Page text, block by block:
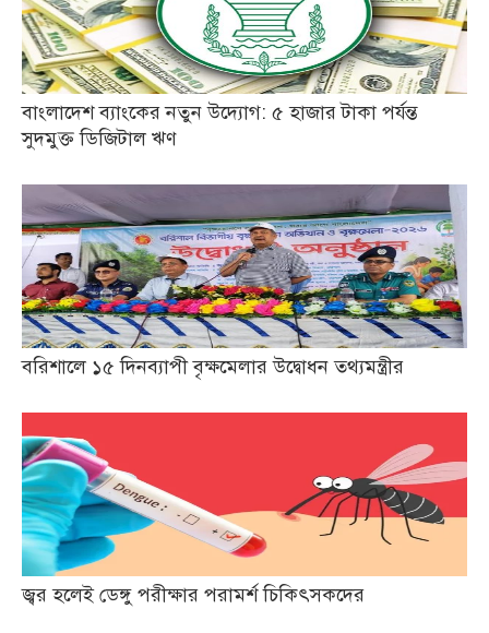
বাংলাদেশ ব্যাংকের নতুন উদ্যোগ: ৫ হাজার টাকা পর্যন্ত
সুদমুক্ত ডিজিটাল ঋণ
বরিশালে ১৫ দিনব্যাপী বৃক্ষমেলার উদ্বোধন তথ্যমন্ত্রীর
জ্বর হলেই ডেঙ্গু পরীক্ষার পরামর্শ চিকিৎসকদের